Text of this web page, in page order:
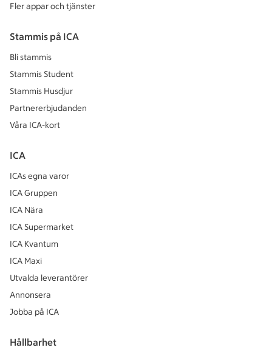
Fler appar och tjänster
Stammis på ICA
Bli stammis
Stammis Student
Stammis Husdjur
Partnererbjudanden
Våra ICA-kort
ICA
ICAs egna varor
ICA Gruppen
ICA Nära
ICA Supermarket
ICA Kvantum
ICA Maxi
Utvalda leverantörer
Annonsera
Jobba på ICA
Hållbarhet